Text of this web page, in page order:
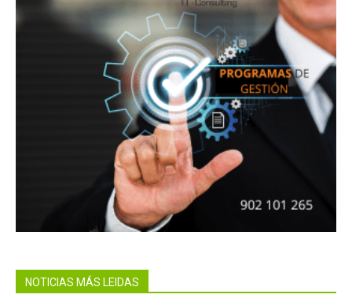
NOTICIAS MÁS LEIDAS